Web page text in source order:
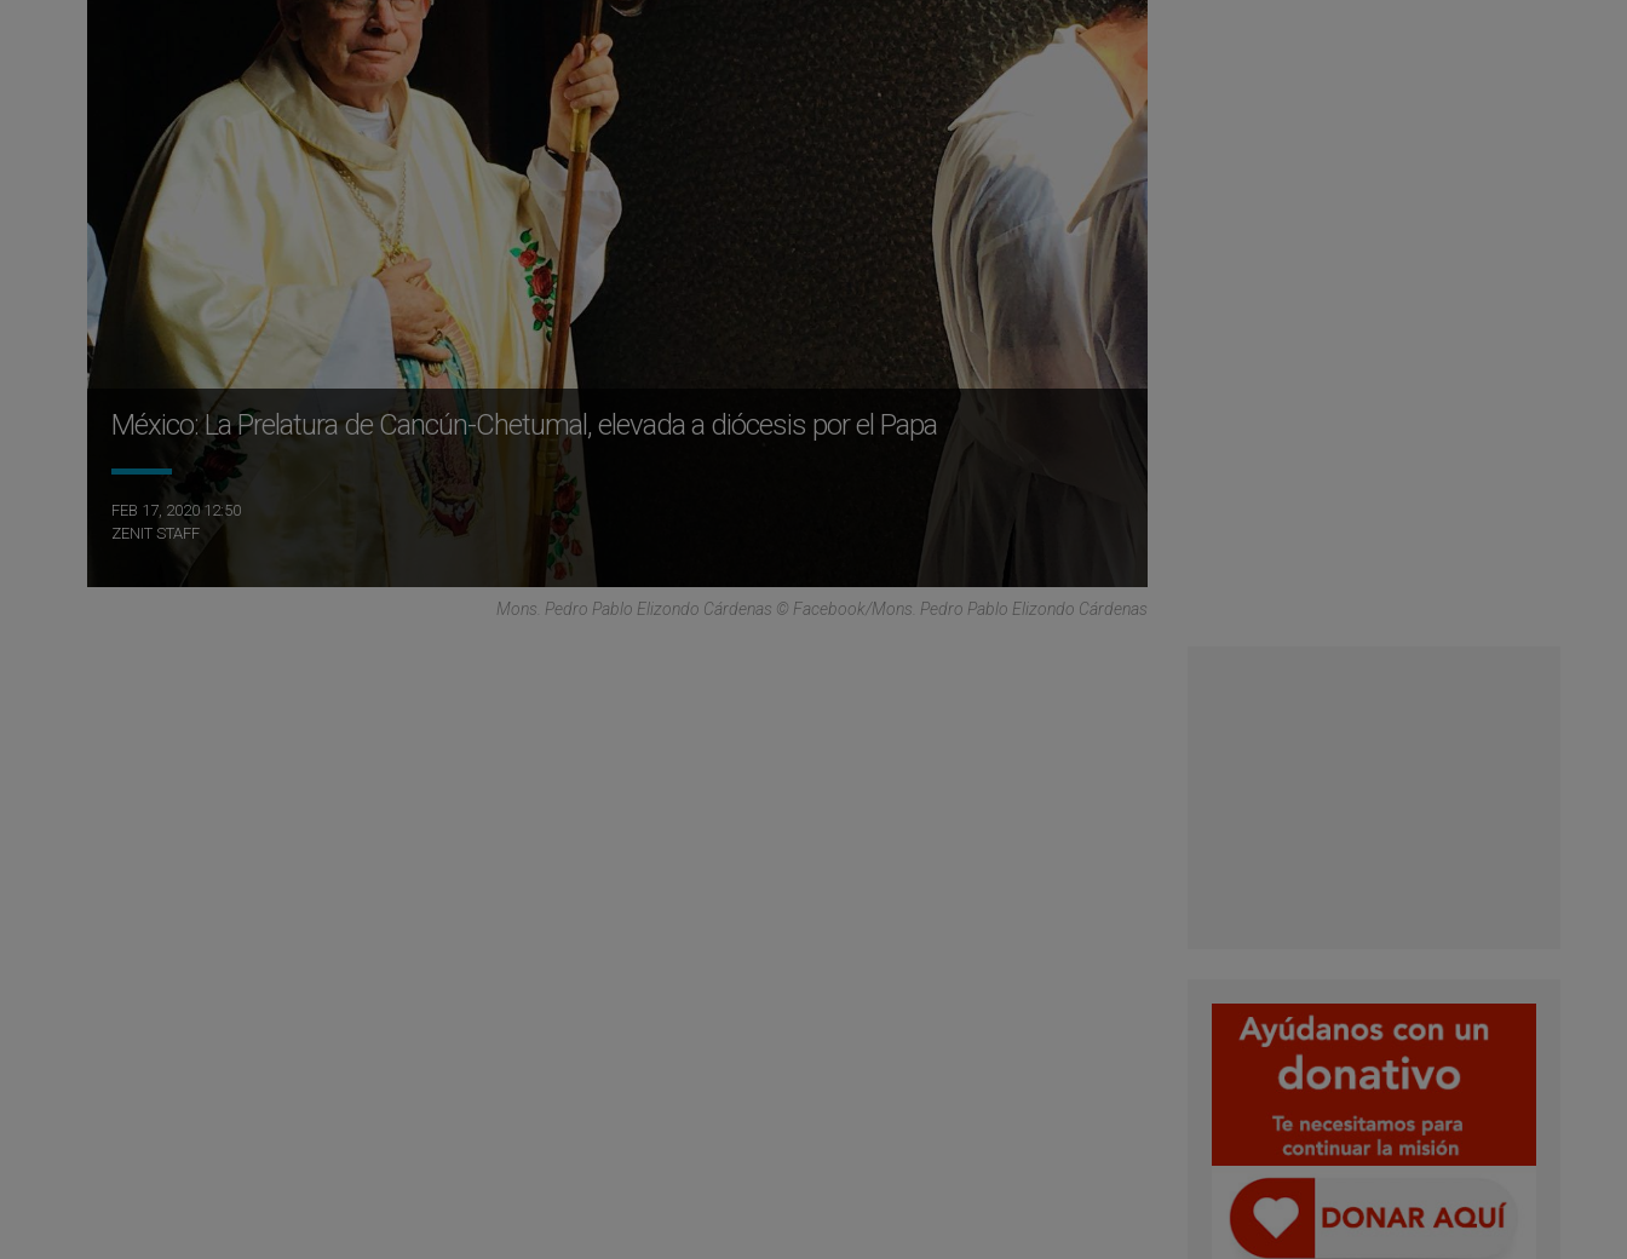
México: La Prelatura de Cancún-Chetumal, elevada a diócesis por el Papa
FEB 17, 2020 12:50
ZENIT STAFF
Mons. Pedro Pablo Elizondo Cárdenas © Facebook/Mons. Pedro Pablo Elizondo Cárdenas